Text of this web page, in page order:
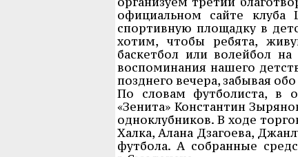
официальном сайте
спортивную площадку в
хотим, чтобы ребята,
баскетбол или волейбол
воспоминания нашего
позднего вечера, забывая
По словам футболиста, в
«Зенита» Константин
одноклубников. В ходе
Халка, Алана Дзагоева,
футбола. А собранные